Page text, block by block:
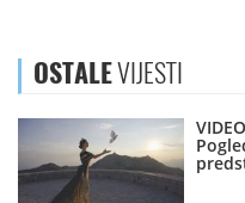
OSTALEVIJESTI